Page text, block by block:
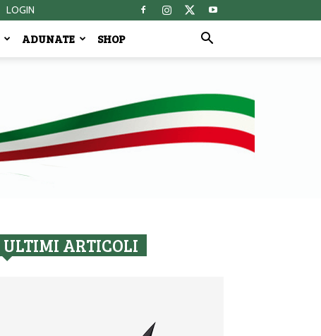
LOGIN
ADUNATE SHOP
ULTIMI ARTICOLI